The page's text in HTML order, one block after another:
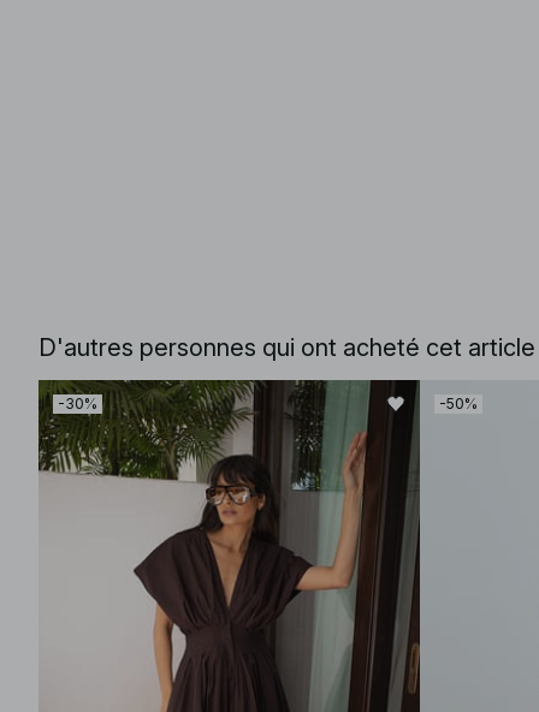
D'autres personnes qui ont acheté cet
-30% -50%